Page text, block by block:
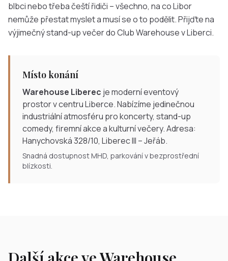
blbci nebo třeba čeští řidiči – všechno, na co Libor
nemůže přestat myslet a musí se o to podělit. Přijďte na
výjimečný stand-up večer do Club Warehouse v Liberci.
Místo konání
Warehouse Liberec je moderní eventový
prostor v centru Liberce. Nabízíme jedinečnou
industriální atmosféru pro koncerty, stand-up
comedy, firemní akce a kulturní večery. Adresa:
Hanychovská 328/10, Liberec III – Jeřáb.
Snadná dostupnost MHD, parkování v bezprostřední
blízkosti.